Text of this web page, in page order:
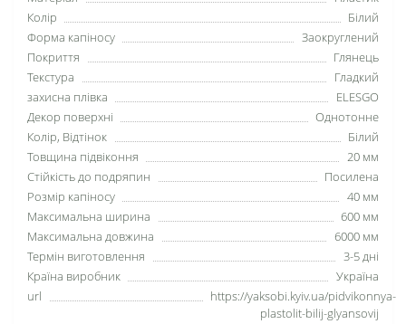
Колір
Білий
Форма капіносу
Заокруглений
Покриття
Глянець
Текстура
Гладкий
захисна плівка
ELESGO
Декор поверхні
Однотонне
Колір, Відтінок
Білий
Товщина підвіконня
20 мм
Стійкість до подряпин
Посилена
Розмір капіносу
40 мм
Максимальна ширина
600 мм
Максимальна довжина
6000 мм
Термін виготовлення
3-5 дні
Країна виробник
Україна
url
https://yaksobi.kyiv.ua/pidvikonnya-
plastolit-bilij-glyansovij